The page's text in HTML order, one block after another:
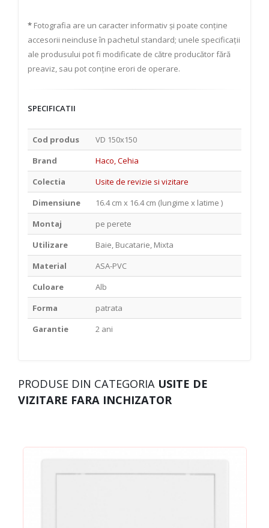
* Fotografia are un caracter informativ și poate conține
accesorii neincluse în pachetul standard; unele specificații
ale produsului pot fi modificate de către producător fără
preaviz, sau pot conține erori de operare.
SPECIFICATII
Cod produs
VD 150x150
Brand
Haco, Cehia
Colectia
Usite de revizie si vizitare
Dimensiune
16.4 cm x 16.4 cm (lungime x latime )
Montaj
pe perete
Utilizare
Baie, Bucatarie, Mixta
Material
ASA-PVC
Culoare
Alb
Forma
patrata
Garantie
2 ani
PRODUSE DIN CATEGORIA USITE DE
VIZITARE FARA INCHIZATOR